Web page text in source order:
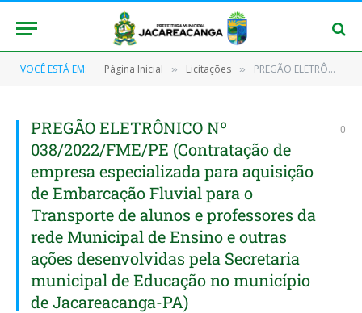
VOCÊ ESTÁ EM: Página Inicial » Licitações » PREGÃO ELETRÔNICO Nº 038/2022/FME/PE (Contratação de empresa especializada para aquisição de Embarcação Fluvial para o Transporte de alunos e professores da rede Municipal de Ensino e outras ações desenvolvidas pela Secretaria municipal de Educação no município de Jacareacanga-PA)
PREGÃO ELETRÔNICO Nº
038/2022/FME/PE (Contratação de
empresa especializada para aquisição
de Embarcação Fluvial para o
Transporte de alunos e professores da
rede Municipal de Ensino e outras
ações desenvolvidas pela Secretaria
municipal de Educação no município
de Jacareacanga-PA)
0